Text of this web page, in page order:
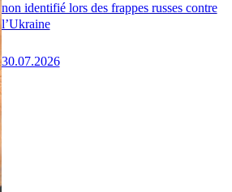
non identifié lors des frappes russes contre
l’Ukraine
30.07.2026